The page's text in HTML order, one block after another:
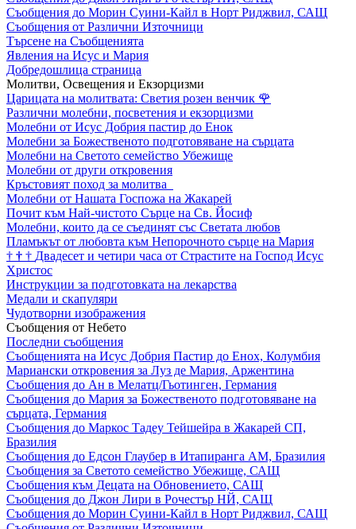
Съобщения до Морин Суини-Кайл в Норт Риджвил, САЩ
Съобщения от Различни Източници
Търсене на Съобщенията
Явления на Исус и Мария
Добредошлица страница
Молитви, Освещения и Екзорцизми
Царицата на молитвата: Светия розен венчик 🌹
Различни молебни, посветения и екзорцизми
Молебни от Исус Добрия пастир до Енок
Молебни за Божественото подготовяване на сърцата
Молебни на Светото семейство Убежище
Молебни от други откровения
Кръстовият поход за молитва
Молебни от Нашата Госпожа на Жакарей
Почит към Най-чистото Сърце на Св. Йосиф
Молебни, които да се съединят със Светата любов
Пламъкът от любовта към Непорочното сърце на Мария
† † † Двадесет и четири часа от Страстите на Господ Исус
Христос
Инструкции за подготовката на лекарства
Медали и скапуляри
Чудотворни изображения
Съобщения от Небето
Последни съобщения
Съобщенията на Исус Добрия Пастир до Енох, Колумбия
Мариански откровения за Луз де Мария, Аржентина
Съобщения до Ан в Мелатц/Гьотинген, Германия
Съобщения до Мария за Божественото подготовяване на
сърцата, Германия
Съобщения до Маркос Тадеу Тейшейра в Жакарей СП,
Бразилия
Съобщения до Едсон Глаубер в Итапиранга АМ, Бразилия
Съобщения за Светото семейство Убежище, САЩ
Съобщения към Децата на Обновението, САЩ
Съобщения до Джон Лири в Рочестър НЙ, САЩ
Съобщения до Морин Суини-Кайл в Норт Риджвил, САЩ